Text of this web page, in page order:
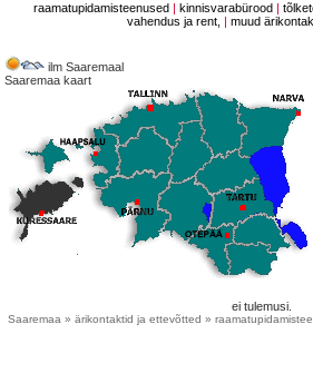
raamatupidamisteenused kinnisvarabürood |
vahendus ja rent,
|muud
ilm Saaremaal
Saaremaa kaart
ei tulemusi.
Saaremaa » ärikontaktid ja ettevõtted »